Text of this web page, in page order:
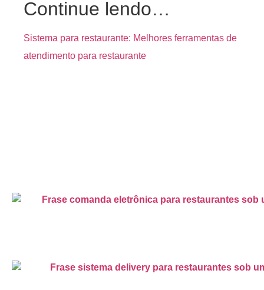
Continue lendo…
Sistema para restaurante: Melhores ferramentas de
atendimento para restaurante